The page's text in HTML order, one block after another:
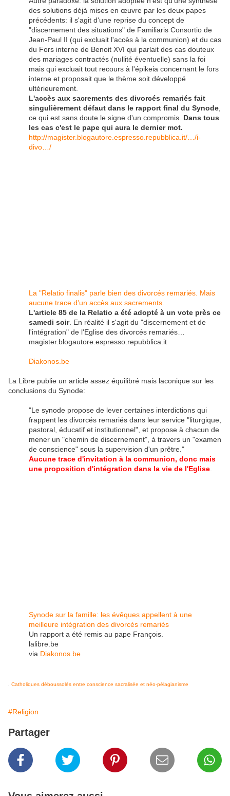
des solutions déjà mises en œuvre par les deux papes
précédents: il s'agit d'une reprise du concept de
"discernement des situations" de Familiaris Consortio de
Jean-Paul II (qui excluait l'accès à la communion) et du cas
du Fors interne de Benoit XVI qui parlait des cas douteux
des mariages contractés (nullité éventuelle) sans la foi
mais qui excluait tout recours à l'épikeia concernant le fors
interne et proposait que le thème soit développé
ultérieurement.
L'accès aux sacrements des divorcés remariés fait
singulièrement défaut dans le rapport final du Synode
ce qui est sans doute le signe d'un compromis. Dans tous
les cas c'est le pape qui aura le dernier mot.
http://magister.blogautore.espresso.repubblica.it/…/i-
divo…/
La "Relatio finalis" parle bien des divorcés remariés. Mais
aucune trace d'un accès aux sacrements.
L'article 85 de la Relatio a été adopté à un vote près ce
samedi soir. En réalité il s'agit du "discernement et de
l'intégration" de l'Eglise des divorcés remariés…
magister.blogautore.espresso.repubblica.it
Diakonos.be
La Libre publie un article assez équilibré mais laconique sur les
conclusions du Synode:
"Le synode propose de lever certaines interdictions qui
frappent les divorcés remariés dans leur service "liturgique,
pastoral, éducatif et institutionnel", et propose à chacun de
mener un "chemin de discernement", à travers un "examen
de conscience" sous la supervision d'un prêtre."
Aucune trace d'invitation à la communion, donc mais
une proposition d'intégration dans la vie de l'Eglise
Synode sur la famille: les évêques appellent à une
meilleure intégration des divorcés remariés
Un rapport a été remis au pape François.
lalibre.be
via Diakonos.be
Catholiques déboussolés entre conscience sacralisée et néo-pélagianisme
#Religion
Partager